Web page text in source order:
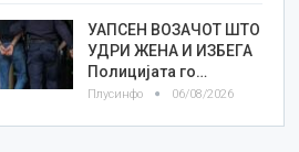
УАПСЕН ВОЗАЧОТ ШТО
УДРИ ЖЕНА И ИЗБЕГА
Полицијата го…
Плусинфо 06/08/2026